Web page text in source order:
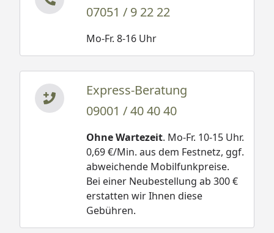
07051 / 9 22 22
Mo-Fr. 8-16 Uhr
Express-Beratung
09001 / 40 40 40
Ohne Wartezeit. Mo-Fr. 10-15 Uhr.
0,69 €/Min. aus dem Festnetz, ggf.
abweichende Mobilfunkpreise.
Bei einer Neubestellung ab 300 €
erstatten wir Ihnen diese
Gebühren.